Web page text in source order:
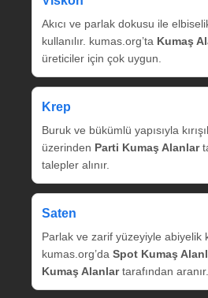
Akıcı ve parlak dokusu ile
kullanılır. kumas.org’ta Kumaş
üreticiler için çok uygun.
Krep
Buruk ve bükümlü yapısıyla
üzerinden Parti Kumaş Alanlar
talepler alınır.
Saten
Parlak ve zarif yüzeyiyle abiyelik
kumas.org’da Spot Kumaş
Kumaş Alanlartarafından aranır.